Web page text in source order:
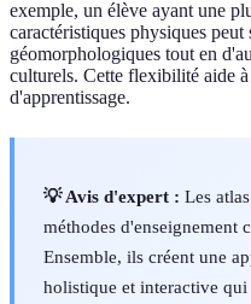
exemple, un élève ayant une
caractéristiques physiques peut
géomorphologiques tout en
culturels. Cette flexibilité aide
d'apprentissage.
💡 Avis d'expert : Les
méthodes d'enseignement
Ensemble, ils créent une
holistique et interactive